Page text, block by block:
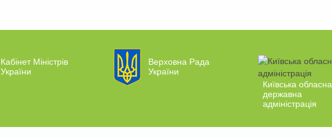
Кабінет Міністрів
України
Верховна Рада
України
Київська обласна
державна
адміністрація